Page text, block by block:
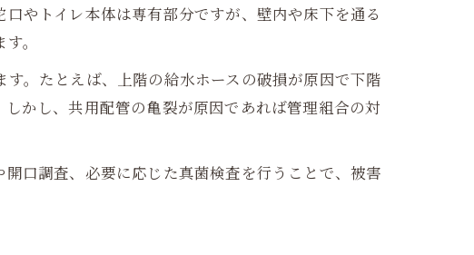
やトイレ本体は専有部分ですが、壁内や床下を通る
。
。たとえば、上階の給水ホースの破損が原因で下階
かし、共用配管の亀裂が原因であれば管理組合の対
口調査、必要に応じた真菌検査を行うことで、被害